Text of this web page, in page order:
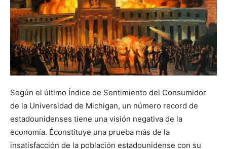
Según el último Índice de Sentimiento del Consumidor
de la Universidad de Michigan, un número record de
estadounidenses tiene una visión negativa de la
economía. Éconstituye una prueba más de la
insatisfacción de la población estadounidense con su